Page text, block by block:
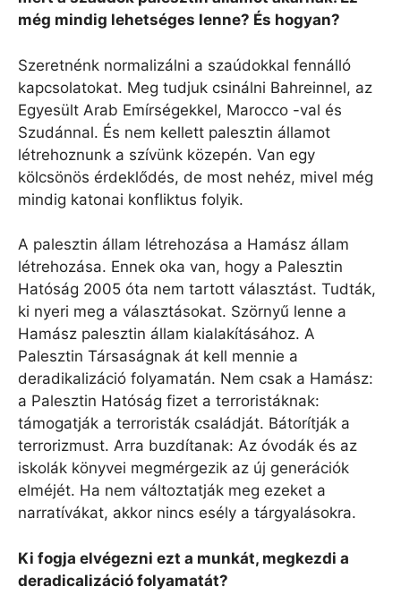
még mindig lehetséges lenne? És hogyan?
Szeretnénk normalizálni a szaúdokkal fennálló
kapcsolatokat. Meg tudjuk csinálni Bahreinnel, az
Egyesült Arab Emírségekkel, Marocco -val és
Szudánnal. És nem kellett palesztin államot
létrehoznunk a szívünk közepén. Van egy
kölcsönös érdeklődés, de most nehéz, mivel még
mindig katonai konfliktus folyik.
A palesztin állam létrehozása a Hamász állam
létrehozása. Ennek oka van, hogy a Palesztin
Hatóság 2005 óta nem tartott választást. Tudták,
ki nyeri meg a választásokat. Szörnyű lenne a
Hamász palesztin állam kialakításához. A
Palesztin Társaságnak át kell mennie a
deradikalizáció folyamatán. Nem csak a Hamász:
a Palesztin Hatóság fizet a terroristáknak:
támogatják a terroristák családját. Bátorítják a
terrorizmust. Arra buzdítanak: Az óvodák és az
iskolák könyvei megmérgezik az új generációk
elméjét. Ha nem változtatják meg ezeket a
narratívákat, akkor nincs esély a tárgyalásokra.
Ki fogja elvégezni ezt a munkát, megkezdi a
deradicalizáció folyamatát?